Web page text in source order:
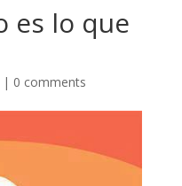
es lo que
0 comments